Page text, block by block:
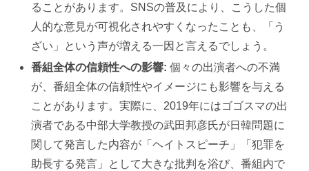
ることがあります。SNSの普及により、こうした個
人的な意見が可視化されやすくなったことも、「う
ざい」という声が増える一因と言えるでしょう。
番組全体の信頼性への影響: 個々の出演者への不満
が、番組全体の信頼性やイメージにも影響を与える
ことがあります。実際に、2019年にはゴゴスマの出
演者である中部大学教授の武田邦彦氏が日韓問題に
関して発言した内容が「ヘイトスピーチ」「犯罪を
助長する発言」として大きな批判を浴び、番組内で